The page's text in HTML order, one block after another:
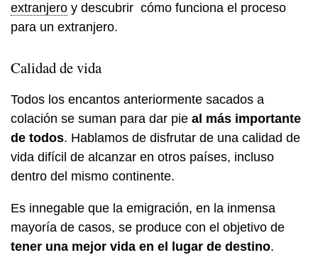
extranjero y descubrir cómo funciona el proceso
para un extranjero.
Calidad de vida
Todos los encantos anteriormente sacados a
colación se suman para dar pie al más importante
de todos. Hablamos de disfrutar de una calidad de
vida difícil de alcanzar en otros países, incluso
dentro del mismo continente.
Es innegable que la emigración, en la inmensa
mayoría de casos, se produce con el objetivo de
tener una mejor vida en el lugar de destino.